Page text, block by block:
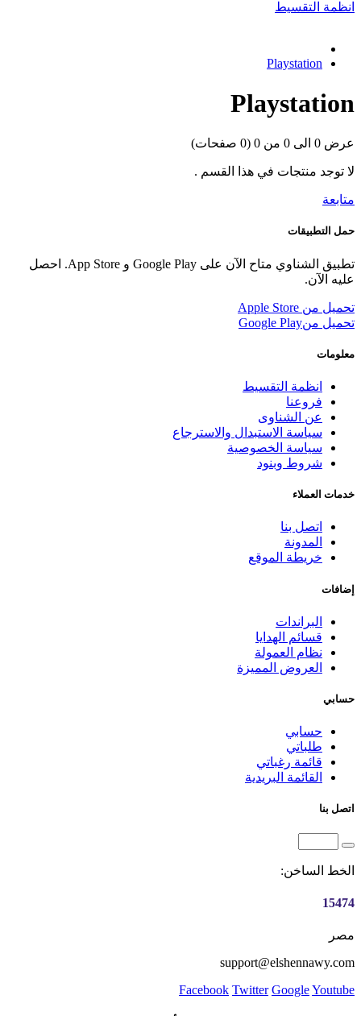
انظمة التقسيط
Playstation
Playstation
عرض 0 الى 0 من 0 (0 صفحات)
لا توجد منتجات في هذا القسم .
متابعة
حمل التطبيقات
تطبيق الشناوي متاح الآن على Google Play و App Store. احصل
عليه الآن.
تحميل من Apple Store
تحميل منGoogle Play
معلومات
انظمة التقسيط
فروعنا
عن الشناوى
سياسة الاستبدال والاسترجاع
سياسة الخصوصية
شروط وبنود
خدمات العملاء
اتصل بنا
المدونة
خريطة الموقع
إضافات
البراندات
قسائم الهدايا
نظام العمولة
العروض المميزة
حسابي
حسابي
طلباتي
قائمة رغباتي
القائمة البريدية
اتصل بنا
الخط الساخن:
15474
مصر
support@elshennawy.com
Facebook Twitter GoogleYoutube